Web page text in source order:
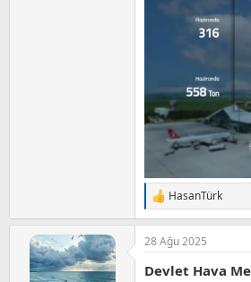
T
e
p
k
l
HasanTürk
28 Ağu 2025
Devlet Hava